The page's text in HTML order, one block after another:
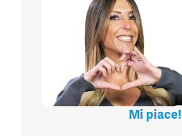
Mi piace!